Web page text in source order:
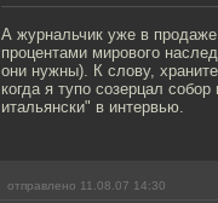
А журнальчик уже в
процентами мирового
они нужны). К слову,
когда я тупо созерцал
итальянски" в интервью.
отправлено 11.08.07 14:30